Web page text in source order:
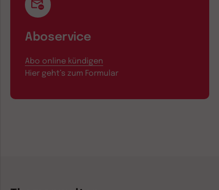
Aboservice
Abo online kündigen
Hier geht’s zum Formular